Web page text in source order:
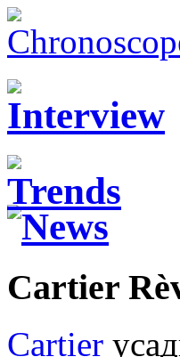
Cartier
Cartier